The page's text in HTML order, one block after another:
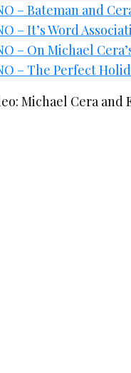
– Bateman and
– It’s Word
– On Michael
– The Perfect
Michael Cera and